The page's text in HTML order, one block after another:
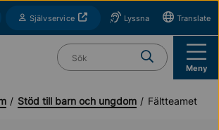
SjälvserviceÖppnas i nytt fönsterLyssna Translate
Vad söker du?
Meny
Stöd till barn och ungdom Fältteamet